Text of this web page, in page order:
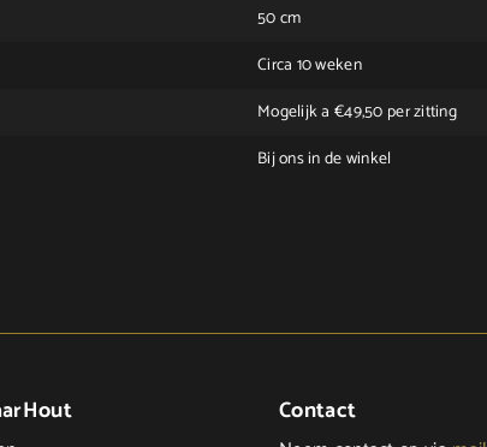
50 cm
Circa 10 weken
Mogelijk a €49,50 per zitting
Bij ons in de winkel
Contact